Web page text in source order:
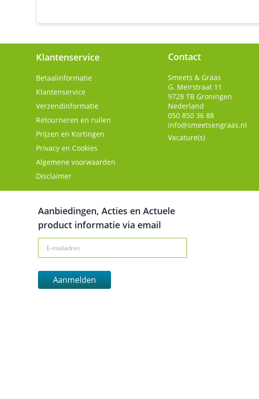
Klantenservice
Betaalinformatie
Klantenservice
Verzendinformatie
Retourneren en ruilen
Prijzen en Kortingen
Privacy en Cookies
Algemene voorwaarden
Disclaimer
Contact
Smeets & Graas
G. Meirstraat 11
9728 TB Groningen
Nederland
050 850 36 88
info@smeetsengraas.nl
Vacature(s)
Aanbiedingen, Acties en Actuele
product informatie via email
Aanmelden